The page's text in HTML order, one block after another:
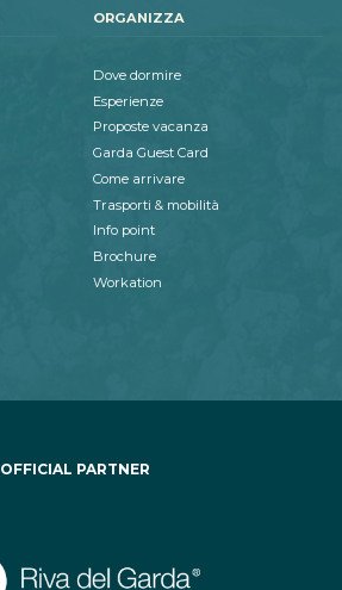
ORGANIZZA
Dove dormire
Esperienze
Proposte vacanza
Garda Guest Card
Come arrivare
Trasporti & mobilità
Info point
Brochure
Workation
OFFICIAL PARTNER